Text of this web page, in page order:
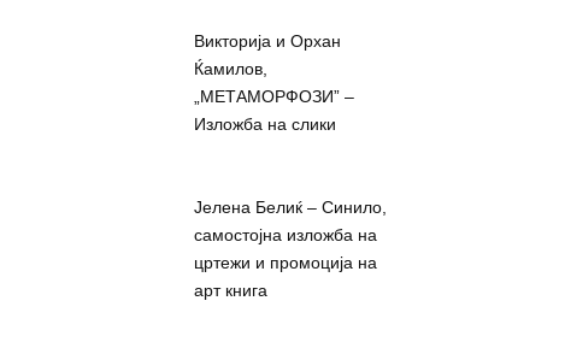
Викторија и Орхан
Ќамилов,
„МЕТАМОРФОЗИ” –
Изложба на слики
Јелена Белиќ – Синило,
самостојна изложба на
цртежи и промоција на
арт книга